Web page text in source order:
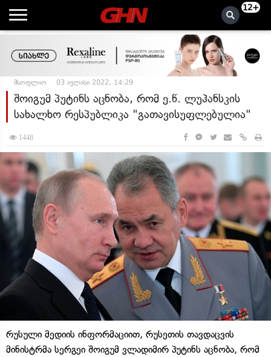
12+
მსოფლიო 03 ივლისი 2022, 14:29
შოიგუმ პუტინს აცნობა, რომ ე.წ. ლუჰანსკის
სახალხო რესპუბლიკა "გათავისუფლებულია"
1448
რუსული მედიის ინფორმაციით, რუსეთის თავდაცვის
მინისტრმა სერგეი შოიგუმ ვლადიმირ პუტინს აცნობა, რომ